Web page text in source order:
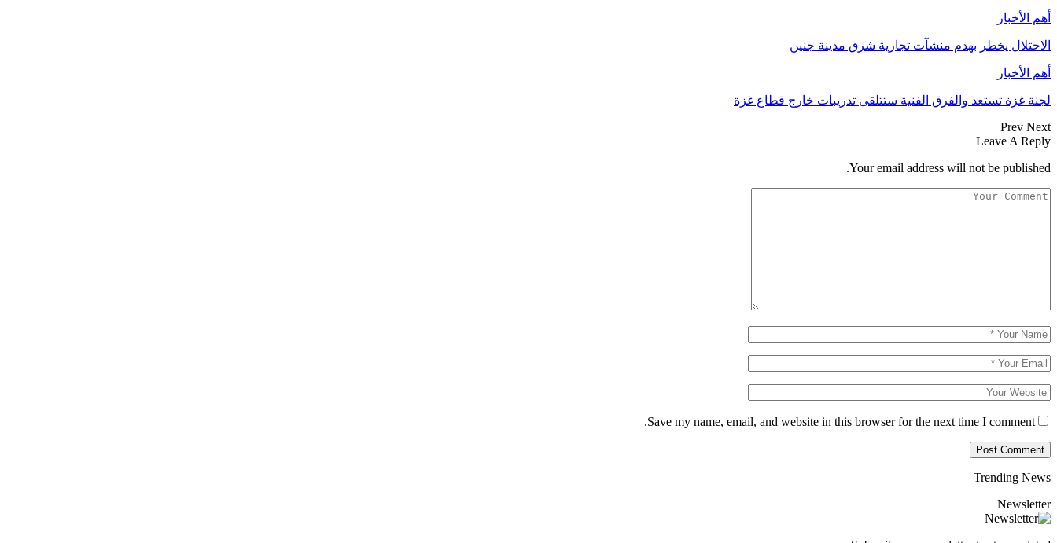
أهم الأخبار
الاحتلال يخطر بهدم منشآت تجارية شرق مدينة جنين
أهم الأخبار
لجنة غزة تستعد والفرق الفنية ستتلقى تدريبات خارج قطاع غزة
Prev Next
Leave A Reply
Your email address will not be published.
Save my name, email, and website in this browser for the next time I comment.
Trending News
Newsletter